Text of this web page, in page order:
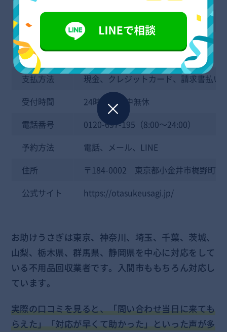
定額パック
立ち合いな
し対応
支払方法
現金、クレジットカード、請求書払い
受付時間
24時間／年中無休
電話番号
0120-697-195（8:00～24:00）
予約方法
電話、メール、LINE
住所
〒184-0002 東京都小金井市梶野町3-
公式サイト
https://otasukeusagi.jp/
お助けうさぎは東京、神奈川、埼玉、千葉、茨城、
山梨、栃木県、群馬県、静岡県を中心に対応をして
いる不用品回収業者です。入間市ももちろん対応し
ています。
実際の口コミを見ると、「問い合わせ当日に来ても
らえた」「対応が早くて助かった」といった声が多